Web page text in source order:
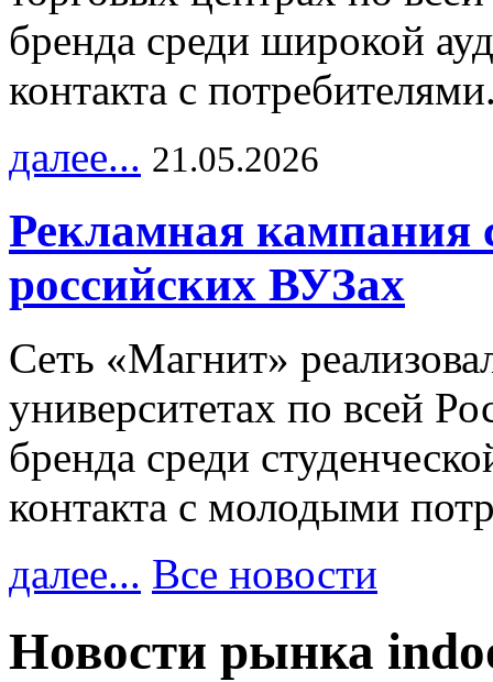
бренда среди широкой
контакта с
далее... 21.05.2026
Рекламная кампания
российских ВУЗах
Сеть «Магнит»
университетах по всей
бренда среди
контакта с молодыми
далее... Все новости
Новости рынка